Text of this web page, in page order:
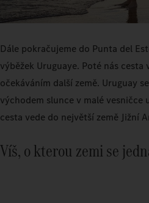
Dále pokračujeme do Punta del
výběžek Uruguaye. Poté nás cesta
očekáváním další země. Uruguay
východem slunce v malé vesničce
cesta vede do největší země Jižní
Víš, o kterou zemi se